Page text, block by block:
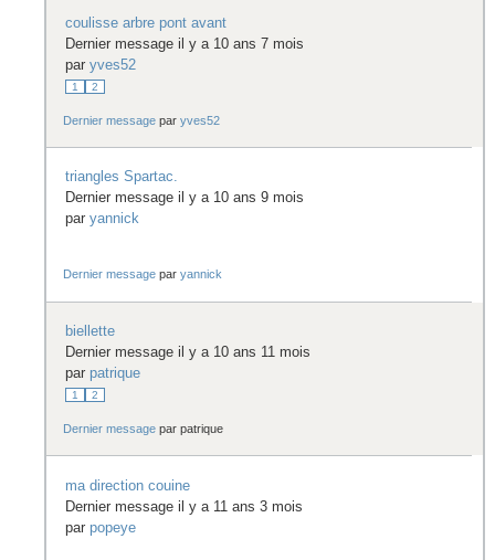
coulisse arbre pont avant
Dernier message il y a 10 ans 7 mois
par yves52
1 2
Dernier message paryves52
triangles Spartac.
Dernier message il y a 10 ans 9 mois
par yannick
Dernier message paryannick
biellette
Dernier message il y a 10 ans 11 mois
par patrique
1 2
Dernier message parpatrique
ma direction couine
Dernier message il y a 11 ans 3 mois
par popeye